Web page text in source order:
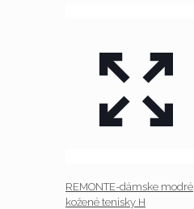
REMONTE-dámske modré
kožené tenisky H